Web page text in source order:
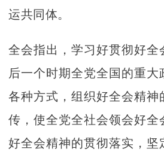
运共同体。
全会指出，学习好贯彻好全
后一个时期全党全国的重
各种方式，组织好全会精神
传，使全党全社会领会好全
好全会精神的贯彻落实，坚